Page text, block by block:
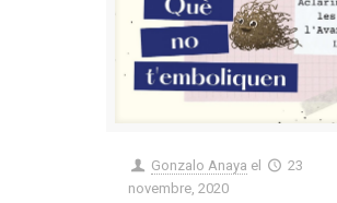
Gonzalo Anaya el
23
novembre, 2020